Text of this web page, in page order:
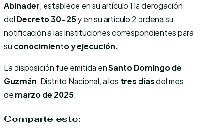
Abinader, establece en su artículo 1 la derogación
del Decreto 30-25y en su artículo 2 ordena su
notificación a las instituciones correspondientes para
su conocimiento y ejecución.
La disposición fue emitida enSanto Domingo de
Guzmán, Distrito Nacional, a los tres díasdel mes
de marzo de 2025.
Comparte esto: